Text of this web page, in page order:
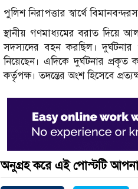
পুলিশ নিরাপত্তার স্বার্থে
স্থানীয় গণমাধ্যমের বরাত দিয়ে
সদস্যদের বহন করছিল। দুর্ঘটনার
নিয়েছেন। এদিকে দুর্ঘটনার
কর্তৃপক্ষ। তদন্তের অংশ হিসেবে
অনুগ্রহ করে এই পোস্টটি